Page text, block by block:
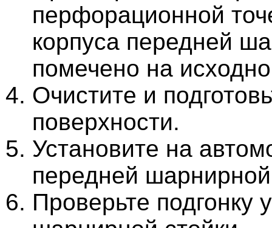
перфорационной
корпуса передней
помечено на
Очистите и
поверхности.
Установите на
передней
Проверьте подгонку